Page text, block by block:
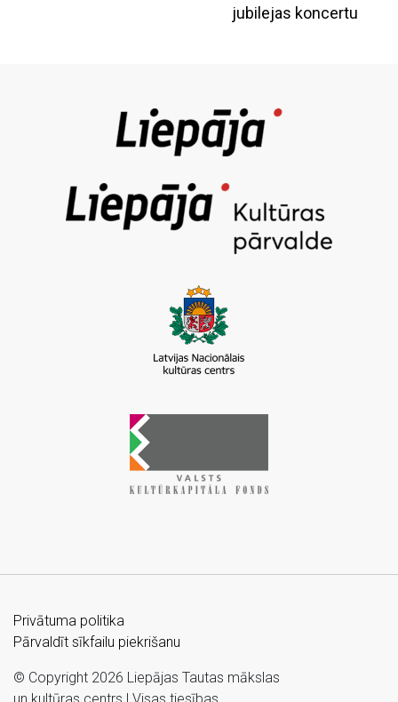
jubilejas koncertu
Privātuma politika
Pārvaldīt sīkfailu piekrišanu
© Copyright 2026 Liepājas Tautas mākslas
un kultūras centrs | Visas tiesības